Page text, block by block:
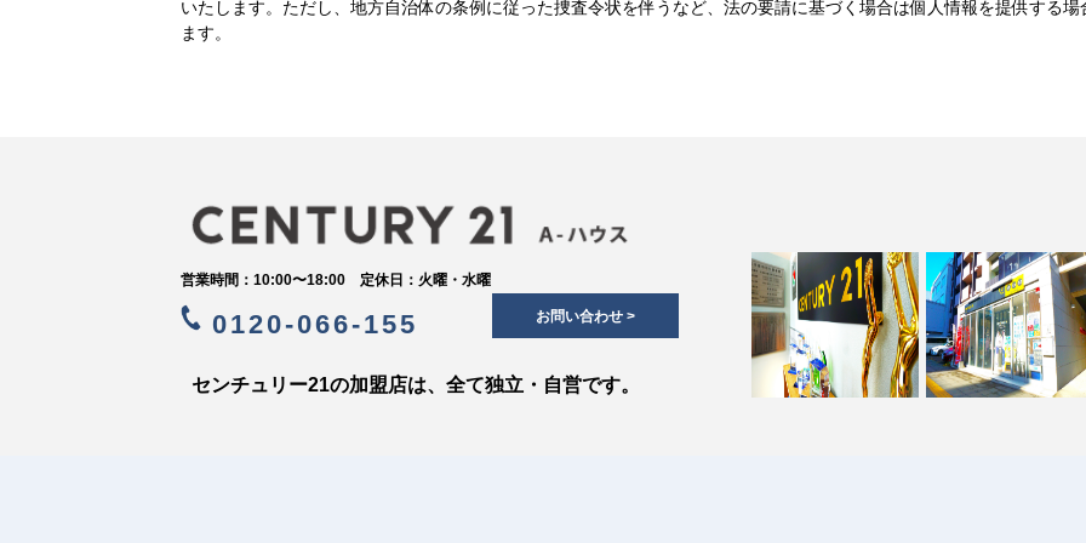
いたします。ただし、地方自治体の条例に従った捜査令状を伴うなど、法の要請に基づく場合は個人情報を提供する場
ます。
営業時間：10:00〜18:00 定休日：火曜・水曜
0120-066-155 お問い合わせ >
センチュリー21の加盟店は、全て独立・自営です。